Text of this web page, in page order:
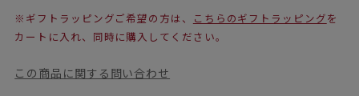
※ギフトラッピングご希望の方は、 こちらのギフトラッピング を
カートに入れ、同時に購入してください。
この商品に関する問い合わせ